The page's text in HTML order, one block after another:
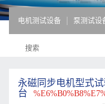
电机测试设备 泵测试设
永磁同步电机型式
台